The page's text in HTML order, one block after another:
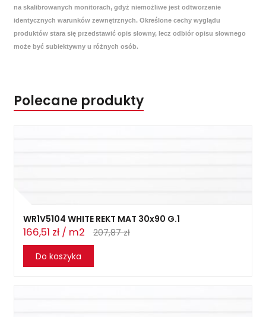
na skalibrowanych monitorach, gdyż niemożliwe jest odtworzenie
identycznych warunków zewnętrznych. Określone cechy wyglądu
produktów stara się przedstawić opis słowny, lecz odbiór opisu słownego
może być subiektywny u różnych osób.
Polecane produkty
WR1V5104 WHITE REKT MAT 30x90 G.1
166,51 zł / m2
207,87 zł
Do koszyka